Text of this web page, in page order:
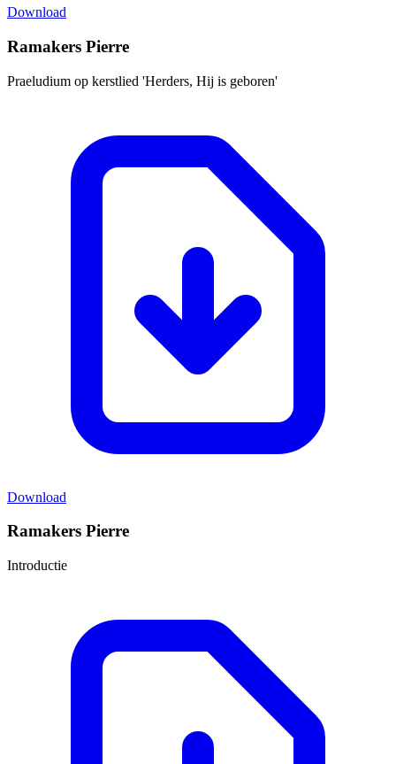
Download
Ramakers Pierre
Praeludium op kerstlied 'Herders, Hij is geboren'
Download
Ramakers Pierre
Introductie